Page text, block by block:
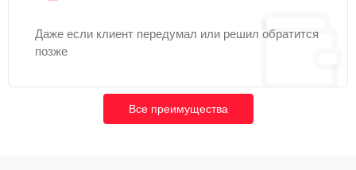
Даже если клиент передумал или решил обратится
позже
Все преимущества